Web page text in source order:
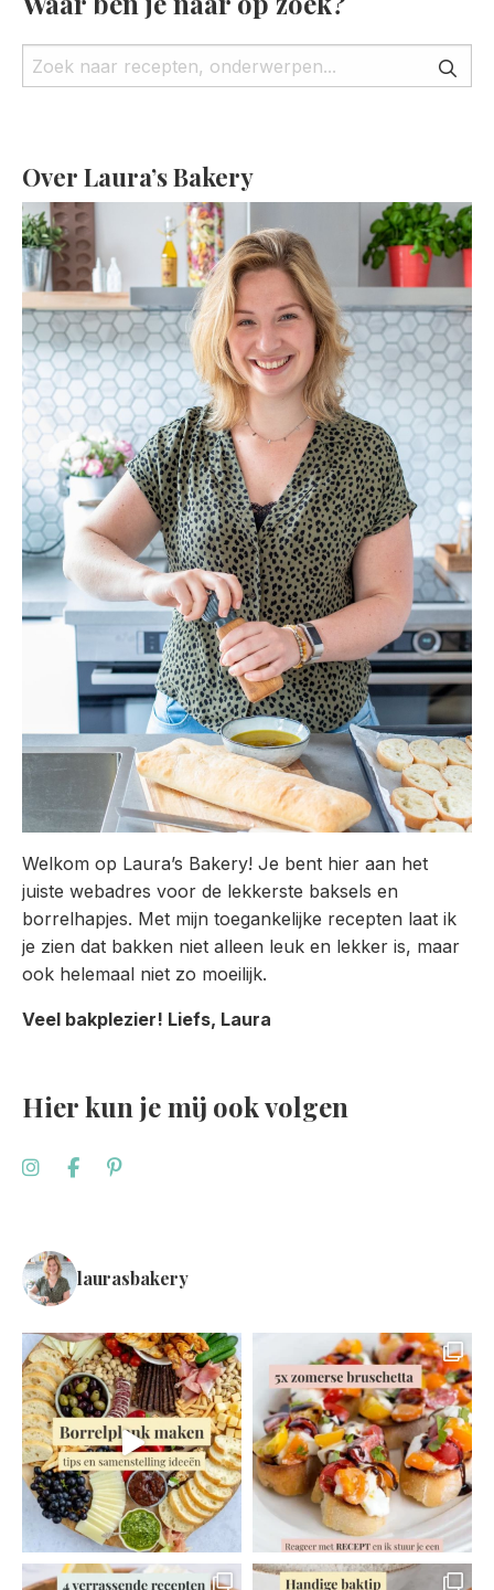
Over Laura’s Bakery
Welkom op Laura’s Bakery! Je bent hier aan het
juiste webadres voor de lekkerste baksels en
borrelhapjes. Met mijn toegankelijke recepten laat ik
je zien dat bakken niet alleen leuk en lekker is, maar
ook helemaal niet zo moeilijk.
Veel bakplezier! Liefs, Laura
Hier kun je mij ook volgen
laurasbakery